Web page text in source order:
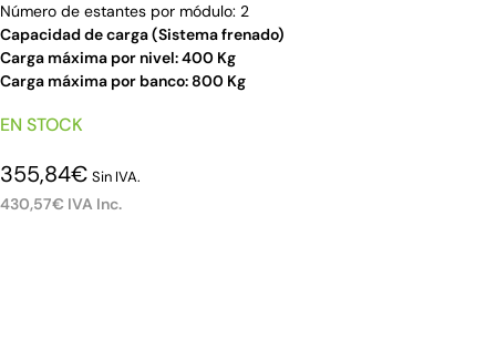
Número de estantes por módulo: 2
Capacidad de carga (Sistema frenado)
Carga máxima por nivel: 400 Kg
Carga máxima por banco: 800 Kg
EN STOCK
355,84€ Sin IVA.
430,57€ IVA Inc.